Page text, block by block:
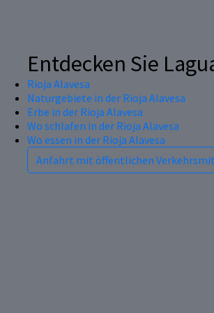
Entdecken Sie
Rioja Alavesa
Naturgebiete in der Rioja Alavesa
Erbe in der Rioja Alavesa
Wo schlafen in der Rioja Alavesa
Wo essen in der Rioja Alavesa
Anfahrt mit öffentlichen